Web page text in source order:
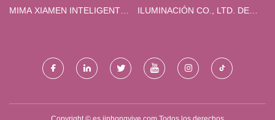
CO., LIMITADO.
MIMA XIAMEN INTELIGENTE
ILUMINACIÓN CO., LTD. DE